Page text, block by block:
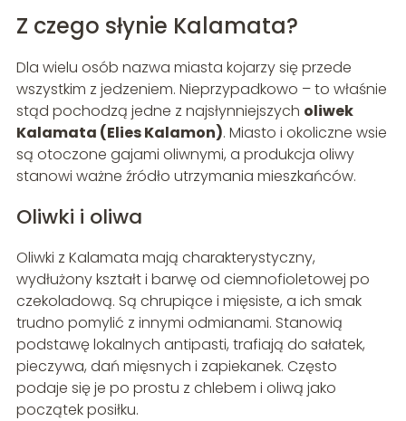
Z czego słynie Kalamata?
Dla wielu osób nazwa miasta kojarzy się przede
wszystkim z jedzeniem. Nieprzypadkowo – to właśnie
stąd pochodzą jedne z najsłynniejszych oliwek
Kalamata (Elies Kalamon). Miasto i okoliczne wsie
są otoczone gajami oliwnymi, a produkcja oliwy
stanowi ważne źródło utrzymania mieszkańców.
Oliwki i oliwa
Oliwki z Kalamata mają charakterystyczny,
wydłużony kształt i barwę od ciemnofioletowej po
czekoladową. Są chrupiące i mięsiste, a ich smak
trudno pomylić z innymi odmianami. Stanowią
podstawę lokalnych antipasti, trafiają do sałatek,
pieczywa, dań mięsnych i zapiekanek. Często
podaje się je po prostu z chlebem i oliwą jako
początek posiłku.